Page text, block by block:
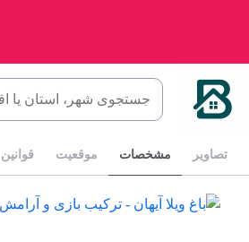
تصاویر مشخصات موقعیت قوانین